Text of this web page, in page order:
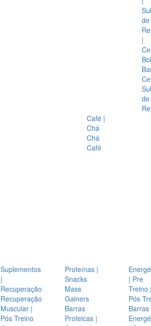
de
|
de
Café |
Chá
Chá
Café
Suplementos
|
Recuperação
Recuperação
Muscular |
Pós Treino
Proteínas |
Snacks
Mass
Gainers
Barras
Proteicas |
| Pre
Treino |
Pós
Barras